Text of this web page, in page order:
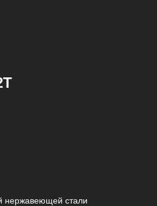
нержавеющей стали